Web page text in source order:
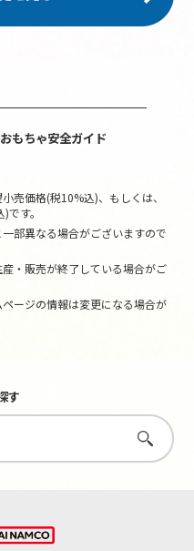
もちゃ安全ガイド
売価格(税10%込)、もしくは、
す。
部異なる場合がございますので
・販売が終了している場合がご
ージの情報は変更になる場合が
す
さがす